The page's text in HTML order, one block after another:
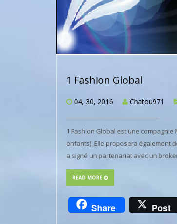
1 Fashion Global
04, 30, 2016 Chatou971
1 Fashion Global est une
enfants). Elle proposera également
a signé un partenariat avec un
READ MORE
Share Post